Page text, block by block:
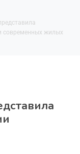
современных жилых